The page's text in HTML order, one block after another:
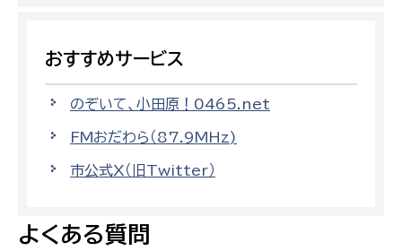
おすすめサービス
のぞいて、小田原！0465.net
FMおだわら（87.9MHz)
市公式X（旧Twitter）
よくある質問